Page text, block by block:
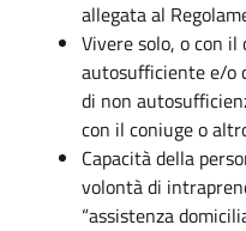
allegata al
Vivere solo, o con il
autosufficiente e/o
di non
con il coniuge o
Capacità della
volontà di
“assistenza